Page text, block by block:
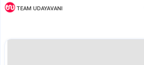
TEAM UDAYAVANI